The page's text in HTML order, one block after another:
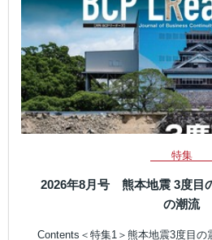
特集
2026年8月号 熊本地震 3度目
の潮流
Contents＜特集1＞熊本地震3度目の